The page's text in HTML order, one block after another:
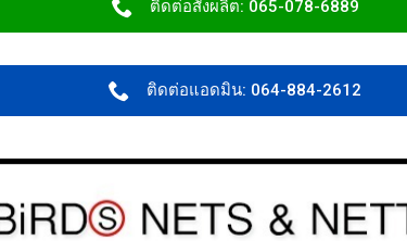
ติดต่อสั่งผลิต: 065-078-6889
ติดต่อแอดมิน: 064-884-2612